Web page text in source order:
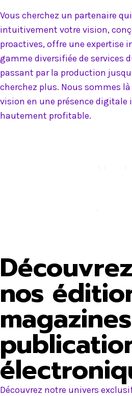
Vous cherchez un partenaire
intuitivement votre vision,
proactives, offre une expertise
gamme diversifiée de services
passant par la production
cherchez plus. Nous sommes
vision en une présence
hautement profitable.
nos
Découvrez notre univers